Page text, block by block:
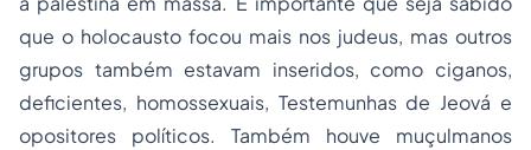
que o holocausto focou mais nos judeus, mas outros
grupos também estavam inseridos, como ciganos,
deficientes, homossexuais, Testemunhas de Jeová e
opositores políticos. Também houve muçulmanos